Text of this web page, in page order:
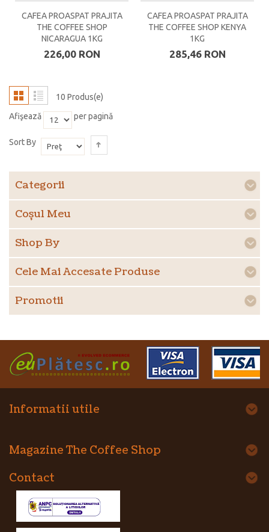
CAFEA PROASPAT PRAJITA
THE COFFEE SHOP
NICARAGUA 1KG
226,00 RON
CAFEA PROASPAT PRAJITA
THE COFFEE SHOP KENYA
1KG
285,46 RON
10 Produs(e)
Afişează
per pagină
Sort By
Categorii
Coşul Meu
Shop By
Cele Mai Accesate Produse
Promotii
Informatii utile
Magazine The Coffee Shop
Contact